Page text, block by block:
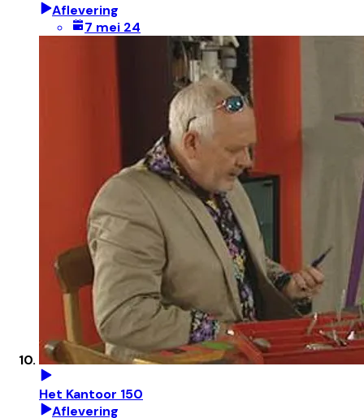
Aflevering
7 mei 24
Het Kantoor 150
Aflevering